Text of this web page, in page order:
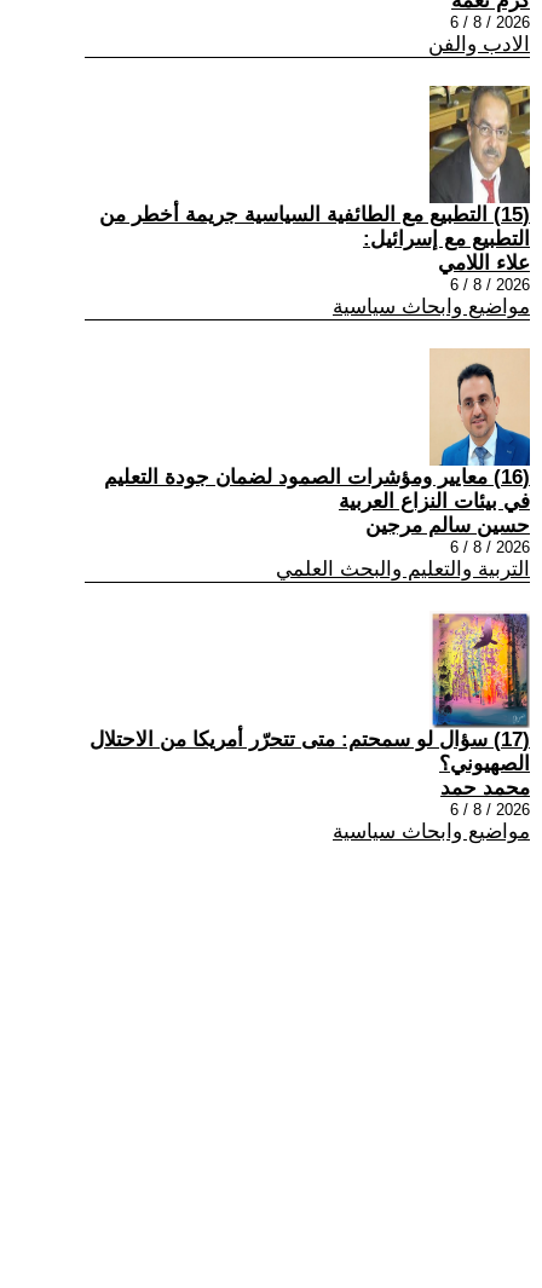
2026 / 8 / 6
الادب والفن
(15) التطبيع مع الطائفية السياسية جريمة أخطر من
التطبيع مع إسرائيل:
علاء اللامي
2026 / 8 / 6
مواضيع وابحاث سياسية
(16) معايير ومؤشرات الصمود لضمان جودة التعليم
في بيئات النزاع العربية
حسين سالم مرجين
2026 / 8 / 6
التربية والتعليم والبحث العلمي
(17) سؤال لو سمحتم: متى تتحرّر أمريكا من الاحتلال
الصهيوني؟
محمد حمد
2026 / 8 / 6
مواضيع وابحاث سياسية